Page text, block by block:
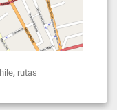
, rutas